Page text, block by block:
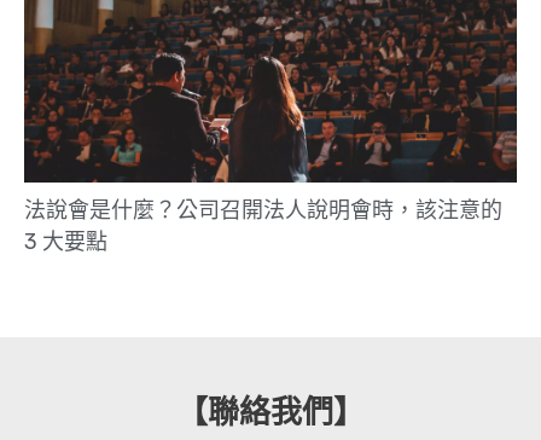
法說會是什麼？公司召開法人說明會時，該注意的
3 大要點
【聯絡我們】